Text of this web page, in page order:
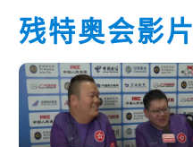
残特奥会影片